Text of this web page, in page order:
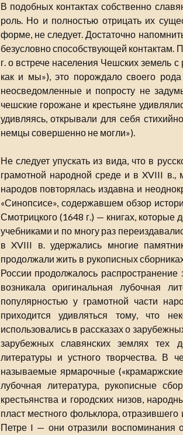
В подобных контактах собственно
роль. Но и полностью отрицать их
форме, не следует. Достаточно
безусловно способствующей контактам.
г. о встрече населения Чешских земель
как и мы»), это порождало своего
неосведомленные и попросту не
чешские горожане и крестьяне
удивляясь, открывали для себя
немцы совершенно не могли»).
Не следует упускать из вида, что в
грамотной народной среде и в XVIII в.,
народов повторялась издавна и
«Синопсисе», содержавшем обзор
Смотрицкого (1648 г.) — книгах,
учебниками и по многу раз
в XVIII в. удержались многие
продолжали жить в рукописных
России продолжалось распространение
возникала оригинальная лубочная
популярностью у грамотной части
приходится удивляться тому, что
использовались в рассказах о
зарубежных славянских землях тех
литературы и устного творчества. В
называемые ярмарочные
лубочная литература, рукописные
крестьянства и городских низов,
пласт местного фольклора,
Петре I — они отразили воспоминания